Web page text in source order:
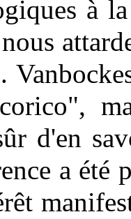
à
d'en
a été